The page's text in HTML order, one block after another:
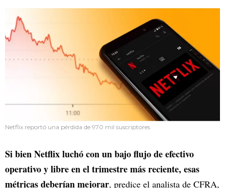
Netflix reportó una pérdida de 970 mil suscriptores
Si bien Netflix luchó con un bajo flujo de efectivo
operativo y libre en el trimestre más reciente, esas
métricas deberían mejorar, predice el analista de CFRA,